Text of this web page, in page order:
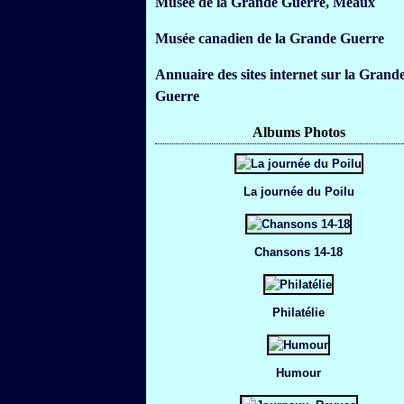
Musée canadien de la Grande Guerre
Annuaire des sites internet sur la
Guerre
Albums Photos
La journée du Poilu
Chansons 14-18
Philatélie
Humour